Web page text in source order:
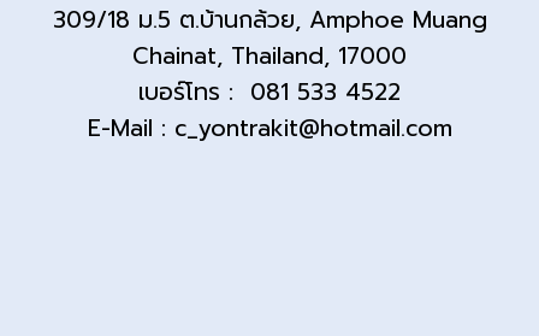
309/18 ม.5 ต.บ้านกล้วย, Amphoe Muang
Chainat, Thailand, 17000
เบอร์โทร : 081 533 4522
E-Mail : c_yontrakit@hotmail.com